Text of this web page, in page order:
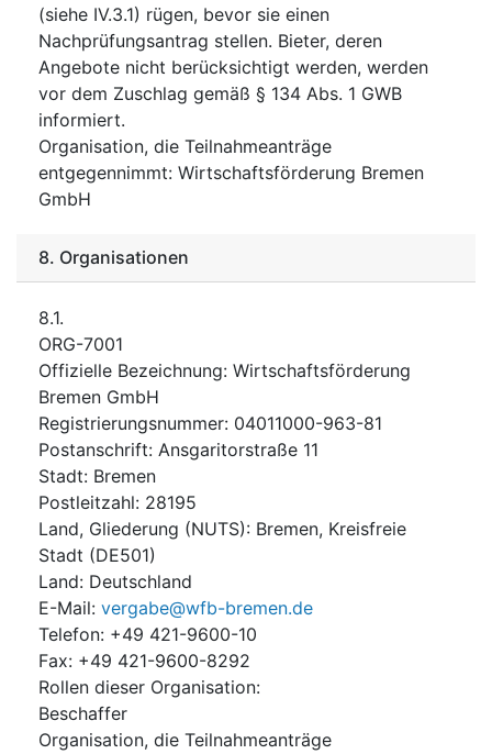
(siehe IV.3.1) rügen, bevor sie einen
Nachprüfungsantrag stellen. Bieter, deren
Angebote nicht berücksichtigt werden, werden
vor dem Zuschlag gemäß § 134 Abs. 1 GWB
informiert.
Organisation, die Teilnahmeanträge
entgegennimmt: Wirtschaftsförderung Bremen
GmbH
8. Organisationen
8.1.
ORG-7001
Offizielle Bezeichnung: Wirtschaftsförderung
Bremen GmbH
Registrierungsnummer: 04011000-963-81
Postanschrift: Ansgaritorstraße 11
Stadt: Bremen
Postleitzahl: 28195
Land, Gliederung (NUTS): Bremen, Kreisfreie
Stadt (DE501)
Land: Deutschland
E-Mail: vergabe@wfb-bremen.de
Telefon: +49 421-9600-10
Fax: +49 421-9600-8292
Rollen dieser Organisation:
Beschaffer
Organisation, die Teilnahmeanträge